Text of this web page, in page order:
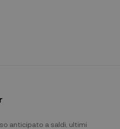
anticipato a saldi, ultimi